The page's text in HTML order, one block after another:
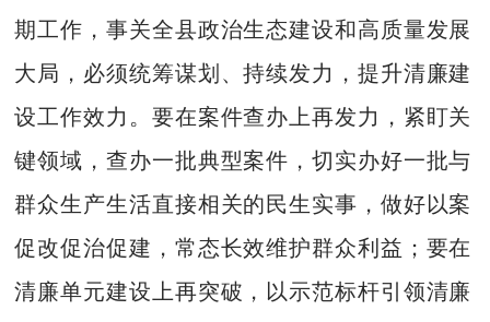
期工作，事关全县政治生态建设和高质量发展
大局，必须统筹谋划、持续发力，提升清廉建
设工作效力。要在案件查办上再发力，紧盯关
键领域，查办一批典型案件，切实办好一批与
群众生产生活直接相关的民生实事，做好以案
促改促治促建，常态长效维护群众利益；要在
清廉单元建设上再突破，以示范标杆引领清廉